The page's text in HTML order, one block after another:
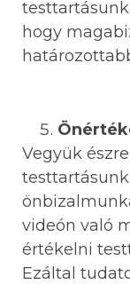
hogy
Vegyük
videón való
értékelni
Ezáltal